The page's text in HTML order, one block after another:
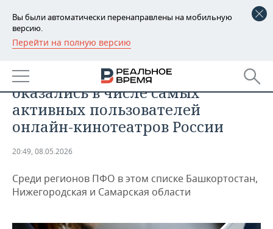
Вы были автоматически перенаправлены на мобильную
версию.
Перейти на полную версию
РЕГИОНЫ
БАШКОРТОСТАН
ТАТАРСТАН
УДМУРТИЯ
НОВОСТИ
АНАЛИТИКА
НОВОСТИ АНАЛИТИКИ
ДЕКЛАРАЦИИ О ДОХОДАХ
КОРОЛИ ГОСЗАКАЗА ПФО
ЭКОНОМИКА
НОВОСТИ ЭКОНОМИКИ
ФИНАНСЫ
ПРОМЫШЛЕННОСТЬ
НОВОСТИ
ПРОМЫШЛЕННОСТИ
АГРОПРОМ
НЕДВИЖИМОСТЬ
Татарстанские зрители
оказались в числе самых
активных пользователей
онлайн-кинотеатров России
20:49, 08.05.2026
Среди регионов ПФО в этом списке Башкортостан,
Нижегородская и Самарская области